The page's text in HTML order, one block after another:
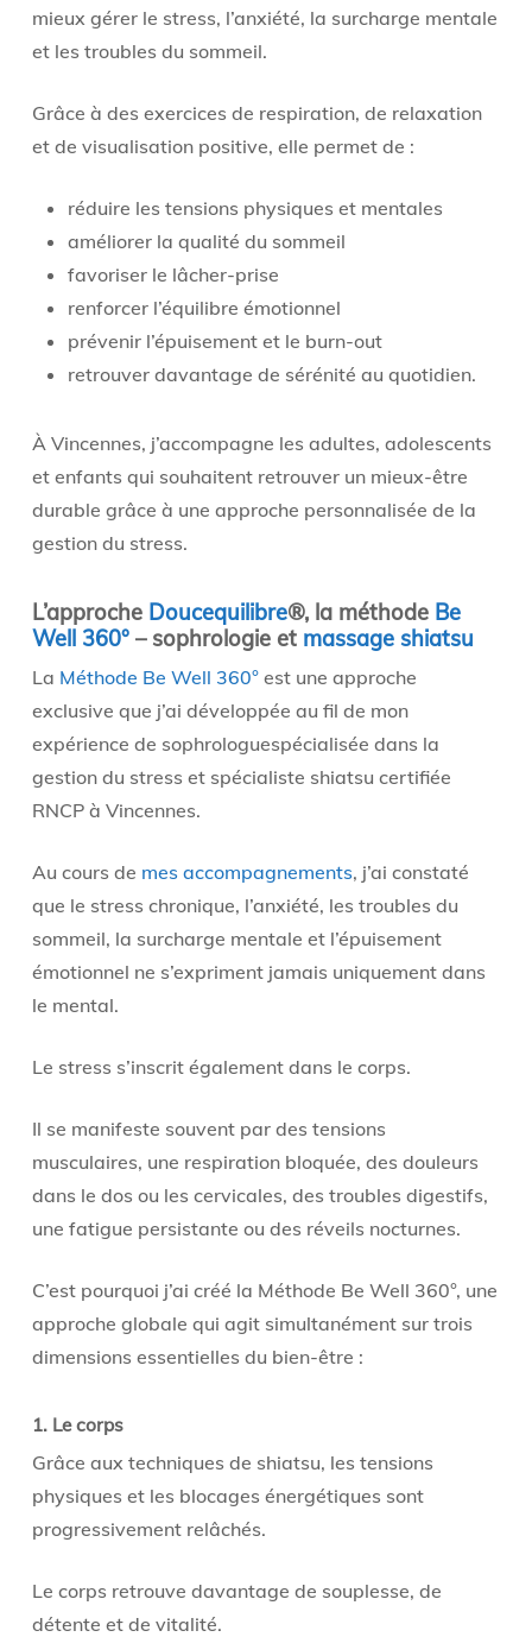
mieux gérer le stress, l’anxiété, la surcharge mentale
et les troubles du sommeil.
Grâce à des exercices de respiration, de relaxation
et de visualisation positive, elle permet de :
réduire les tensions physiques et mentales
améliorer la qualité du sommeil
favoriser le lâcher-prise
renforcer l’équilibre émotionnel
prévenir l’épuisement et le burn-out
retrouver davantage de sérénité au quotidien.
À Vincennes, j’accompagne les adultes, adolescents
et enfants qui souhaitent retrouver un mieux-être
durable grâce à une approche personnalisée de la
gestion du stress.
L’approche Doucequilibre®, la méthode Be
Well 360°– sophrologie et massage shiatsu
La Méthode Be Well 360°est une approche
exclusive que j’ai développée au fil de mon
expérience de sophrologuespécialisée dans la
gestion du stress et spécialiste shiatsu certifiée
RNCP à Vincennes.
Au cours de mes accompagnements, j’ai constaté
que le stress chronique, l’anxiété, les troubles du
sommeil, la surcharge mentale et l’épuisement
émotionnel ne s’expriment jamais uniquement dans
le mental.
Le stress s’inscrit également dans le corps.
Il se manifeste souvent par des tensions
musculaires, une respiration bloquée, des douleurs
dans le dos ou les cervicales, des troubles digestifs,
une fatigue persistante ou des réveils nocturnes.
C’est pourquoi j’ai créé la Méthode Be Well 360°, une
approche globale qui agit simultanément sur trois
dimensions essentielles du bien-être :
1. Le corps
Grâce aux techniques de shiatsu, les tensions
physiques et les blocages énergétiques sont
progressivement relâchés.
Le corps retrouve davantage de souplesse, de
détente et de vitalité.